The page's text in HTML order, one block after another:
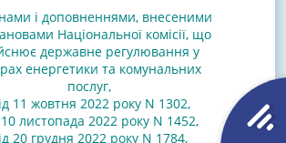
і доповненнями, внесеними
Національної комісії, що
державне регулювання у
енергетики та комунальних
послуг,
11 жовтня 2022 року N 1302,
10 листопада 2022 року N 1452,
20 грудня 2022 року N 1784,